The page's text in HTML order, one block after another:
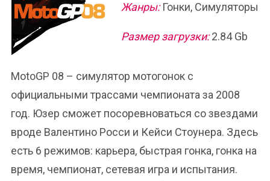
Жанры:Гонки, Симуляторы
Размер загрузки:2.84 Gb
MotoGP 08 – симулятор мотогонок с
официальными трассами чемпионата за 2008
год. Юзер сможет посоревноваться со звездами
вроде Валентино Росси и Кейси Стоунера. Здесь
есть 6 режимов: карьера, быстрая гонка, гонка на
время, чемпионат, сетевая игра и испытания.